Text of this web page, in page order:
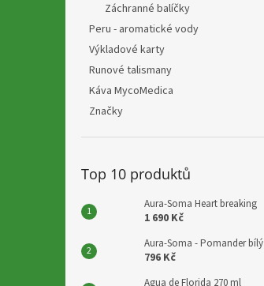
Záchranné balíčky
Peru - aromatické vody
Výkladové karty
Runové talismany
Káva MycoMedica
Značky
Top 10 produktů
Aura-Soma Heart breaking
1 690 Kč
Aura-Soma - Pomander bílý
796 Kč
Agua de Florida 270 ml